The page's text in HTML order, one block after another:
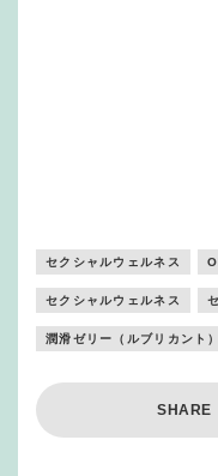
セクシャルウェルネス
セクシャルウェルネス
潤滑ゼリー（ルブリカント）
SHARE